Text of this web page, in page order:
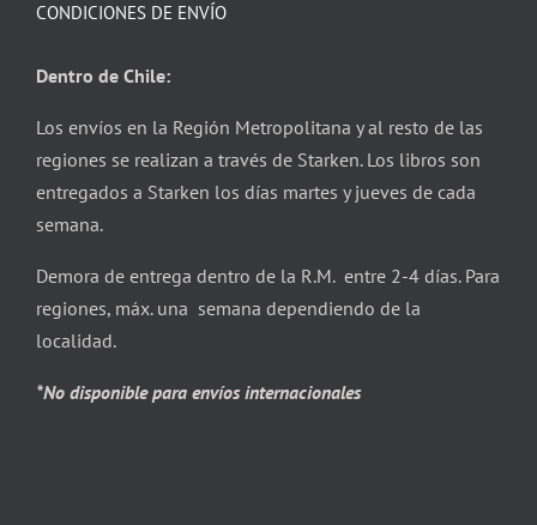
CONDICIONES DE ENVÍO
Dentro de Chile:
Los envíos en la Región Metropolitana y al resto de las
regiones se realizan a través de Starken. Los libros son
entregados a Starken los días martes y jueves de cada
semana.
Demora de entrega dentro de la R.M. entre 2-4 días. Para
regiones, máx. una semana dependiendo de la
localidad.
*No disponible para envíos internacionales